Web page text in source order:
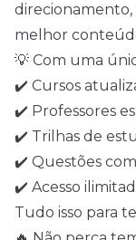
direcionamento,
melhor
💡 Com uma
✔️ Cursos
✔️ Professores
✔️ Trilhas de
✔️ Questões
✔️ Acesso
Tudo isso para